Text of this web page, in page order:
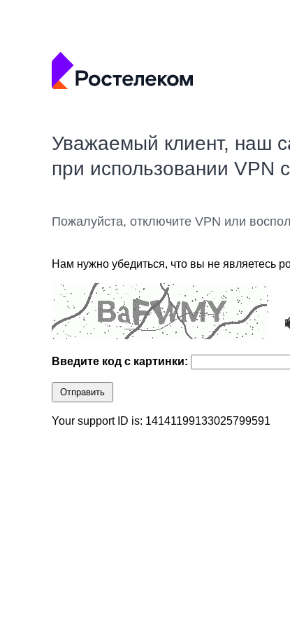
Уважаемый клиент, наш
при использовании VPN
Пожалуйста, отключите VPN или
Нам нужно убедиться, что вы не являетесь
Введите код с картинки:
Отправить
Your support ID is: 14141199133025799591